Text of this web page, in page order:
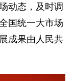
动态，及时调
国统一大市场
成果由人民共